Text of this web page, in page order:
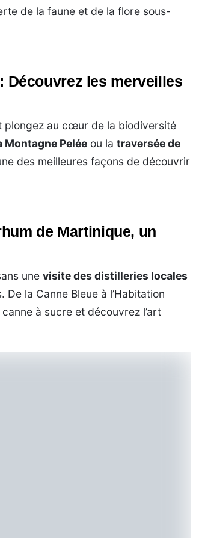
de la faune et de la flore sous-
Découvrez les merveilles
plongez au cœur de la biodiversité
Montagne Pelée ou latraversée de
des meilleures façons de découvrir
de Martinique, un
unevisite des distilleries locales
la Canne Bleue à l’Habitation
à sucre et découvrez l’art